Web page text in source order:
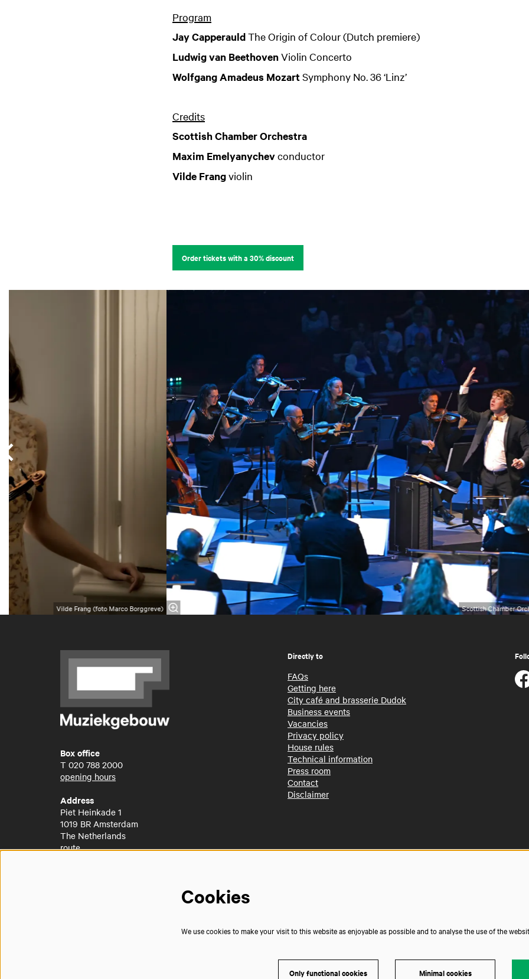
Program
Jay CapperauldThe Origin of Colour (Dutch premiere)
Ludwig van BeethovenViolin Concerto
Wolfgang Amadeus MozartSymphony No. 36 ‘Linz’
Credits
Scottish Chamber Orchestra
Maxim Emelyanychevconductor
Vilde Frangviolin
Order tickets with a 30% discount
Vilde Frang (foto Marco Borggreve) Scottish Chamber
Box office
T 020 788 2000
opening hours
Address
Piet Heinkade 1
1019 BR Amsterdam
The Netherlands
route
Directly to
FAQs
Getting here
City café and brasserie Dudok
Business events
Vacancies
Privacy policy
House rules
Technical information
Press room
Contact
Disclaimer
Cookies
We use cookies to make your visit to this website as enjoyable as possible and to analyse the use of the
Only functional cookies Minimal cookies